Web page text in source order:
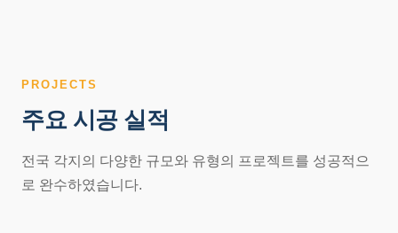
PROJECTS
주요 시공 실적
전국 각지의 다양한 규모와 유형의 프로젝트를 성공적으
로 완수하였습니다.